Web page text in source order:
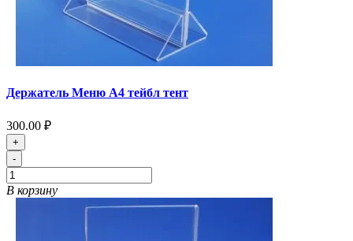
Держатель Меню А4 тейбл тент
300.00 ₽
+
-
В корзину